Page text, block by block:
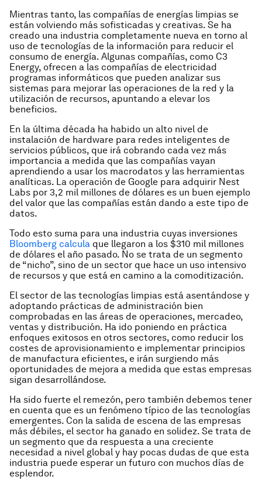
Mientras tanto, las compañías de energías limpias se
están volviendo más sofisticadas y creativas. Se ha
creado una industria completamente nueva en torno al
uso de tecnologías de la información para reducir el
consumo de energía. Algunas compañías, como C3
Energy, ofrecen a las compañías de electricidad
programas informáticos que pueden analizar sus
sistemas para mejorar las operaciones de la red y la
utilización de recursos, apuntando a elevar los
beneficios.
En la última década ha habido un alto nivel de
instalación de hardware para redes inteligentes de
servicios públicos, que irá cobrando cada vez más
importancia a medida que las compañías vayan
aprendiendo a usar los macrodatos y las herramientas
analíticas. La operación de Google para adquirir Nest
Labs por 3,2 mil millones de dólares es un buen ejemplo
del valor que las compañías están dando a este tipo de
datos.
Todo esto suma para una industria cuyas inversiones
Bloomberg calcula que llegaron a los $310 mil millones
de dólares el año pasado. No se trata de un segmento
de “nicho”, sino de un sector que hace un uso intensivo
de recursos y que está en camino a la comoditización.
El sector de las tecnologías limpias está asentándose y
adoptando prácticas de administración bien
comprobadas en las áreas de operaciones, mercadeo,
ventas y distribución. Ha ido poniendo en práctica
enfoques exitosos en otros sectores, como reducir los
costes de aprovisionamiento e implementar principios
de manufactura eficientes, e irán surgiendo más
oportunidades de mejora a medida que estas empresas
sigan desarrollándose.
Ha sido fuerte el remezón, pero también debemos tener
en cuenta que es un fenómeno típico de las tecnologías
emergentes. Con la salida de escena de las empresas
más débiles, el sector ha ganado en solidez. Se trata de
un segmento que da respuesta a una creciente
necesidad a nivel global y hay pocas dudas de que esta
industria puede esperar un futuro con muchos días de
esplendor.